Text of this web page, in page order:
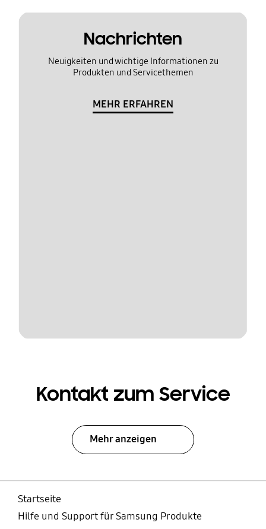
Nachrichten
Neuigkeiten und wichtige Informationen zu
Produkten und Servicethemen
MEHR ERFAHREN
Kontakt zum Service
Mehr anzeigen
Startseite
Hilfe und Support für Samsung Produkte